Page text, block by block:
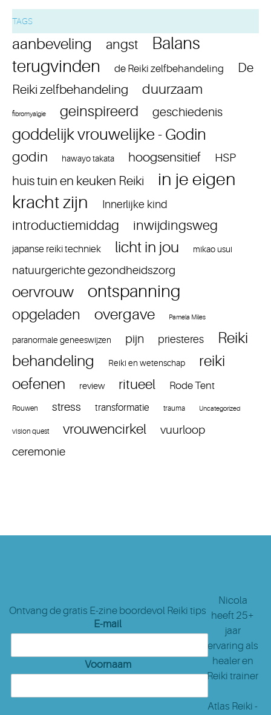
TAGS
aanbeveling angst
Balans
terugvinden
de Reiki zelfbehandeling
De
Reiki zelfbehandeling
duurzaam
fibromyalgie geinspireerd geschiedenis
goddelijk vrouwelijke - Godin
godin hawayo takata hoogsensitief HSP
huis tuin en keuken Reiki
in je eigen
kracht zijn
Innerlijke kind
introductiemiddag inwijdingsweg
japanse reiki techniek licht in jou mikao usui
natuurgerichte gezondheidszorg
oervrouw ontspanning
opgeladen overgave Pamela Miles
paranormale geneeswijzen pijn priesteres
Reiki
behandeling
Reiki en wetenschap
reiki
oefenen
review ritueel Rode Tent
Rouwen stress transformatie trauma Uncategorized
vision quest vrouwencirkel
vuurloop
ceremonie
Ontvang de gratis E-zine boordevol Reiki tips
E-mail
Voornaam
Nicola
heeft 25+
jaar
ervaring als
healer en
Reiki trainer
Atlas Reiki -